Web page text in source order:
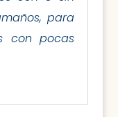
para
con pocas